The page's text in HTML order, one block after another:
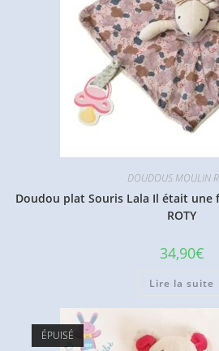
DOUDOUS MOULIN
Doudou plat Souris Lala Il était une
ROTY
34,90€
Lire la suite
ÉPUISÉ